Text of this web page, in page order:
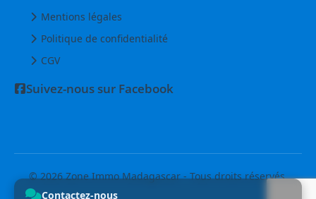
Mentions légales
Politique de confidentialité
CGV
Suivez-nous sur Facebook
© 2026 Zone Immo Madagascar - Tous droits réservés.
Contactez-nous